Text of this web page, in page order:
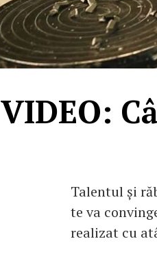
VIDEO:
Talentul și
te va
realizat cu